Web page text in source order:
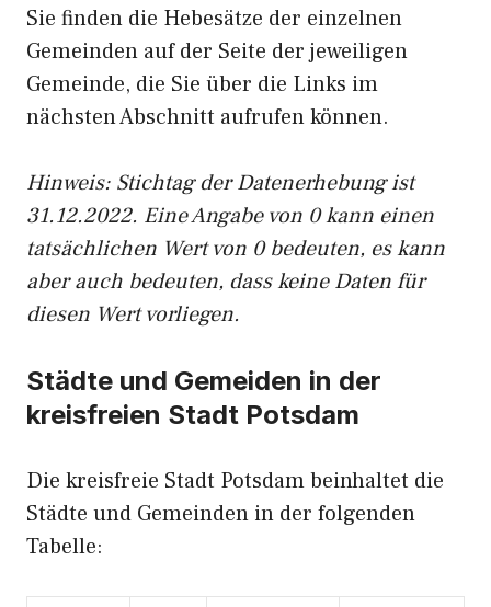
Sie finden die Hebesätze der einzelnen
Gemeinden auf der Seite der jeweiligen
Gemeinde, die Sie über die Links im
nächsten Abschnitt aufrufen können.
Hinweis: Stichtag der Datenerhebung ist
31.12.2022. Eine Angabe von 0 kann einen
tatsächlichen Wert von 0 bedeuten, es kann
aber auch bedeuten, dass keine Daten für
diesen Wert vorliegen.
Städte und Gemeiden in der
kreisfreien Stadt Potsdam
Die kreisfreie Stadt Potsdam beinhaltet die
Städte und Gemeinden in der folgenden
Tabelle: